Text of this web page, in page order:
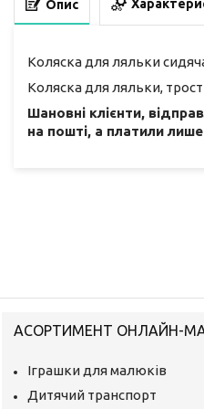
Опис
Коляска для ляльки
Коляска для ляльки,
Шановні клієнти,
на пошті, а платили
АСОРТИМЕНТ ОНЛАЙН-
Іграшки для малюків
Дитячий транспорт